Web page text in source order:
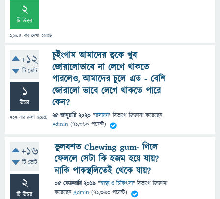
2
টি উত্তর
1,605 বার দেখা হয়েছে
+12
টি ভোট
1
উত্তর
727 বার দেখা হয়েছে
চুইংগাম আমাদের ত্বকে খুব
জোরালোভাবে না লেগে থাকতে
পারলেও, আমাদের চুলে এত - বেশি
জোরালো ভাবে লেগে থাকতে পারে
কেন?
25 জানুয়ারি 2020 "রসায়ন" বিভাগে জিজ্ঞাসাকরেছেন
Admin (71,360 পয়েন্ট)
+16
টি ভোট
2
টি উত্তর
ভুলবশত Chewing gum- গিলে
ফেললে সেটা কি হজম হয়ে যায়?
নাকি পাকস্থলিতেই থেকে যায়?
05 ফেব্রুয়ারি 2019 "স্বাস্থ্য ও চিকিৎসা" বিভাগে জিজ্ঞাসা
করেছেনAdmin (71,360 পয়েন্ট)